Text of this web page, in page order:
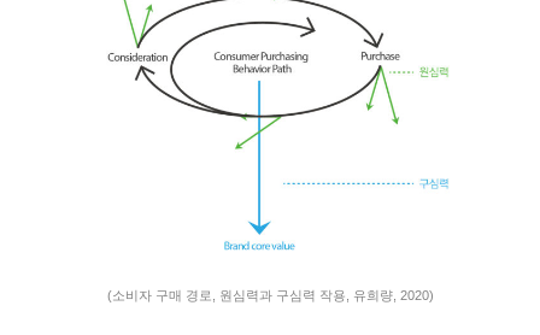
(소비자 구매 경로, 원심력과 구심력 작용, 유희량, 2020)